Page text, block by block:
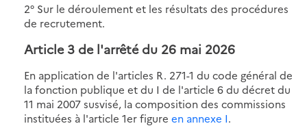
2° Sur le déroulement et les résultats des procédures
de recrutement.
Article 3 de l'arrêté du 26 mai 2026
En application de l'articles R. 271-1 du code général de
la fonction publique et du I de l'article 6 du décret du
11 mai 2007 susvisé, la composition des commissions
instituées à l'article 1er figure en annexe I.